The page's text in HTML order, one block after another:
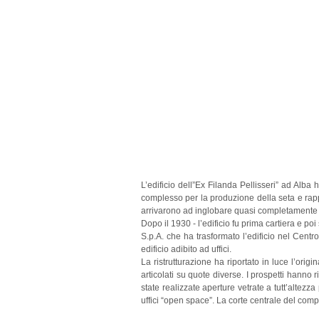
L’edificio dell”Ex Filanda Pellisseri” ad
complesso per la produzione della seta e
arrivarono ad inglobare quasi
Dopo il 1930 - l’edificio fu prima cartiera e
S.p.A. che ha trasformato l’edificio nel
edificio adibito ad uffici.
La ristrutturazione ha riportato in luce
articolati su quote diverse. I prospetti hanno
state realizzate aperture vetrate a
uffici “open space”. La corte centrale del